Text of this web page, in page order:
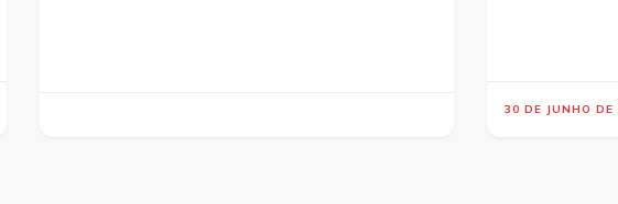
30 DE JUNHO DE